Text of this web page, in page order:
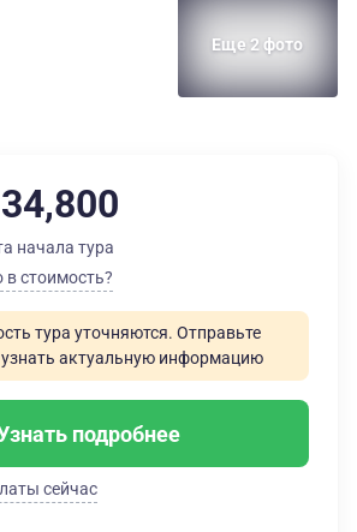
Еще 2 фото
начала тура
стоимость?
тура уточняются. Отправьте
актуальную информацию
подробнее
сейчас